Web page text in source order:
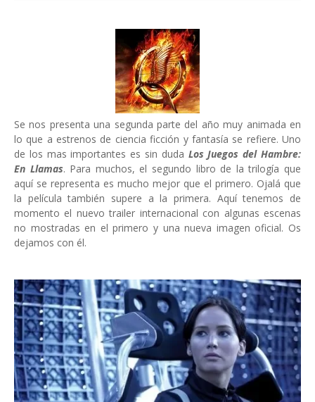
Se nos presenta una segunda parte del año muy animada en
lo que a estrenos de ciencia ficción y fantasía se refiere. Uno
de los mas importantes es sin duda Los Juegos del Hambre:
En Llamas. Para muchos, el segundo libro de la trilogía que
aquí se representa es mucho mejor que el primero. Ojalá que
la película también supere a la primera. Aquí tenemos de
momento el nuevo trailer internacional con algunas escenas
no mostradas en el primero y una nueva imagen oficial. Os
dejamos con él.